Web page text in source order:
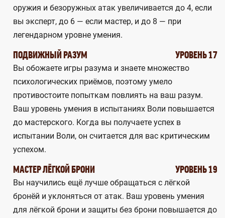
оружия и безоружных атак увеличивается до 4, если
вы эксперт, до 6 — если мастер, и до 8 — при
легендарном уровне умения.
ПОДВИЖНЫЙ РАЗУМ УРОВЕНЬ 17
Вы обожаете игры разума и знаете множество
психологических приёмов, поэтому умело
противостоите попыткам повлиять на ваш разум.
Ваш уровень умения в испытаниях Воли повышается
до мастерского. Когда вы получаете успех в
испытании Воли, он считается для вас критическим
успехом.
МАСТЕР ЛЁГКОЙ БРОНИ УРОВЕНЬ 19
Вы научились ещё лучше обращаться с лёгкой
бронёй и уклоняться от атак. Ваш уровень умения
для лёгкой брони и защиты без брони повышается до